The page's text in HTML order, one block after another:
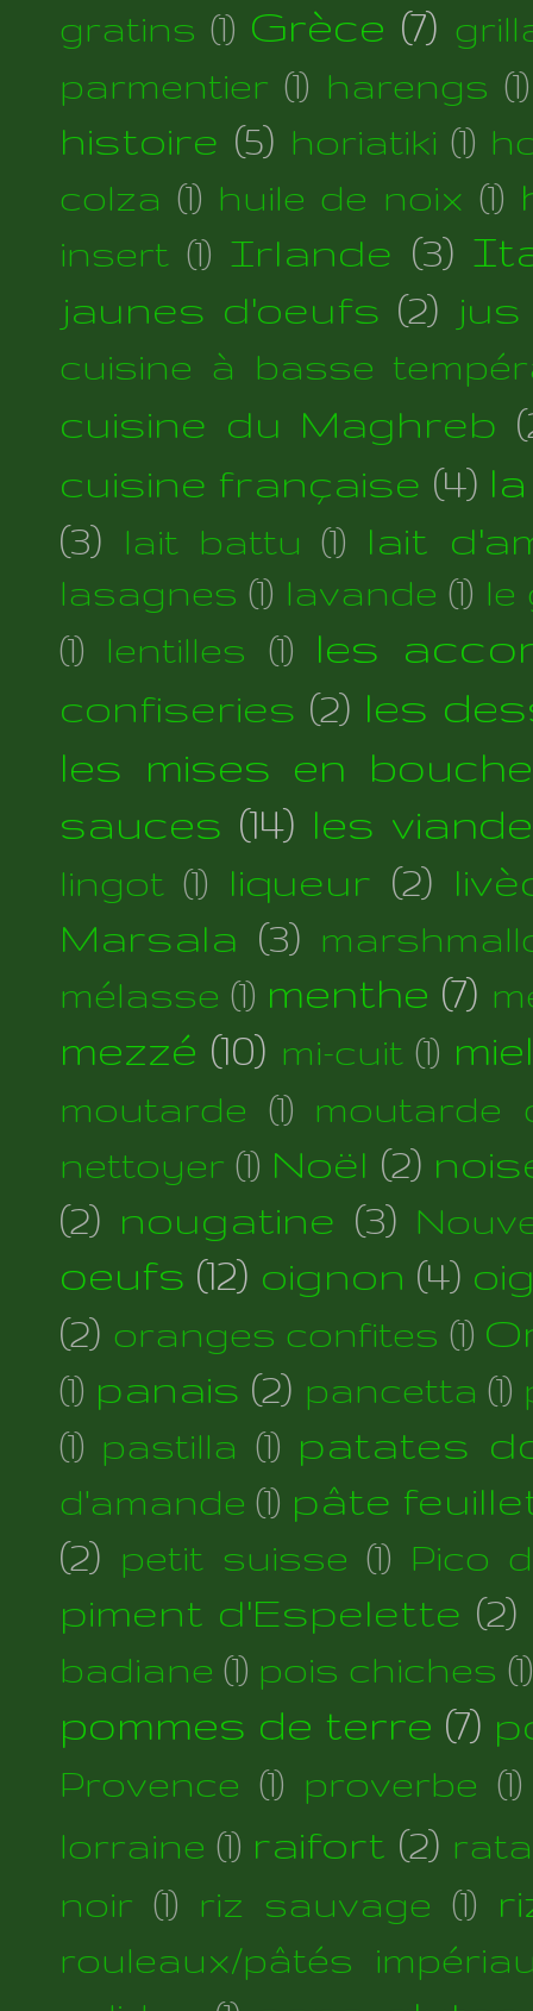
gratins (1) Grèce (7)
parmentier (1) harengs (1)
histoire (5) horiatiki (1)
colza (1) huile de noix (1)
insert (1) Irlande (3)
jaunes d'oeufs (2)
cuisine à basse
cuisine du Maghreb
cuisine française (4)
(3)
lait battu (1) lait
lasagnes (1) lavande (1) le
(1)
lentilles (1) les
confiseries (2) les
les mises en bouche
sauces (14) les
lingot (1) liqueur (2)
Marsala (3)
mélasse (1) menthe (7)
mezzé (10) mi-cuit (1) miel
moutarde (1) moutarde
nettoyer (1) Noël (2)
(2) nougatine (3)
oeufs (12) oignon (4)
(2) oranges confites (1)
(1) panais (2) pancetta (1)
(1) pastilla (1) patates
d'amande (1) pâte
(2) petit suisse (1) Pico
piment d'Espelette (2)
badiane (1) pois chiches (1)
pommes de terre (7)
Provence (1) proverbe (1)
lorraine (1) raifort (2)
noir (1) riz sauvage (1)
rouleaux/pâtés